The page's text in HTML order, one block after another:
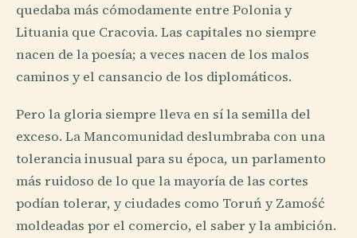
quedaba más cómodamente entre Polonia y
Lituania que Cracovia. Las capitales no siempre
nacen de la poesía; a veces nacen de los malos
caminos y el cansancio de los diplomáticos.
Pero la gloria siempre lleva en sí la semilla del
exceso. La Mancomunidad deslumbraba con una
tolerancia inusual para su época, un parlamento
más ruidoso de lo que la mayoría de las cortes
podían tolerar, y ciudades como Toruń y Zamość
moldeadas por el comercio, el saber y la ambición.